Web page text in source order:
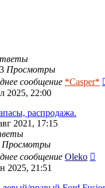
Просмотры
сообщение *Casper*
2025, 22:00
распродажа.
2021, 17:15
Просмотры
сообщение Oleko
2025, 21:51